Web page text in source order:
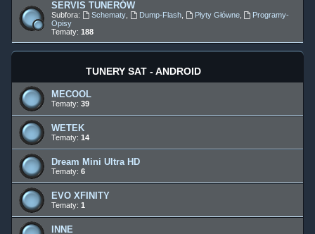
SERVIS TUNERÓW
Subfora: Schematy, Dump-Flash, Płyty Główne,
Programy-
Opisy
Tematy: 188
TUNERY SAT - ANDROID
MECOOL
Tematy: 39
WETEK
Tematy: 14
Dream Mini Ultra HD
Tematy: 6
EVO XFINITY
Tematy: 1
INNE